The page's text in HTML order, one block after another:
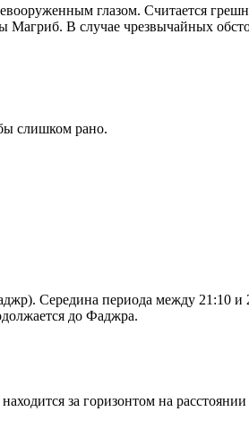
глазом. Считается
В случае чрезвычайных
слишком рано.
Середина периода между 21:10 и
до Фаджра.
за горизонтом на